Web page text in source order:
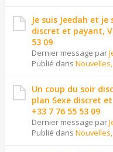
Je suis Jeedah et
discret et payant,
53 09
Dernier message par
Publié dans
Un coup du soir
plan Sexe discret
+33 7 76 55 53 09
Dernier message par
Publié dans